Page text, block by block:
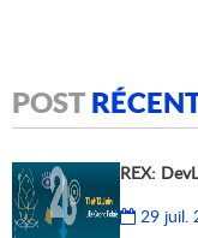
POST
REX:
29 juil.